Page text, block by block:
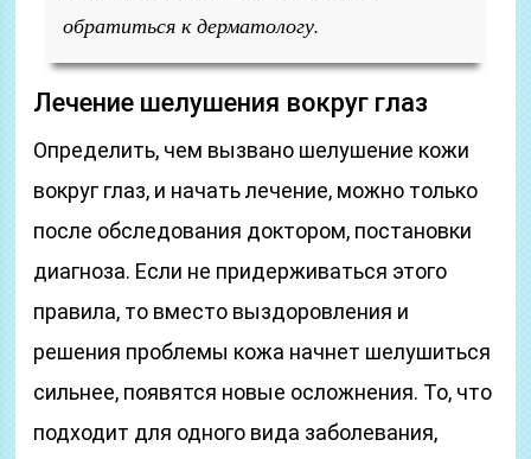
обратиться к дерматологу.
Лечение шелушения вокруг глаз
Определить, чем вызвано шелушение кожи
вокруг глаз, и начать лечение, можно только
после обследования доктором, постановки
диагноза. Если не придерживаться этого
правила, то вместо выздоровления и
решения проблемы кожа начнет шелушиться
сильнее, появятся новые осложнения. То, что
подходит для одного вида заболевания,